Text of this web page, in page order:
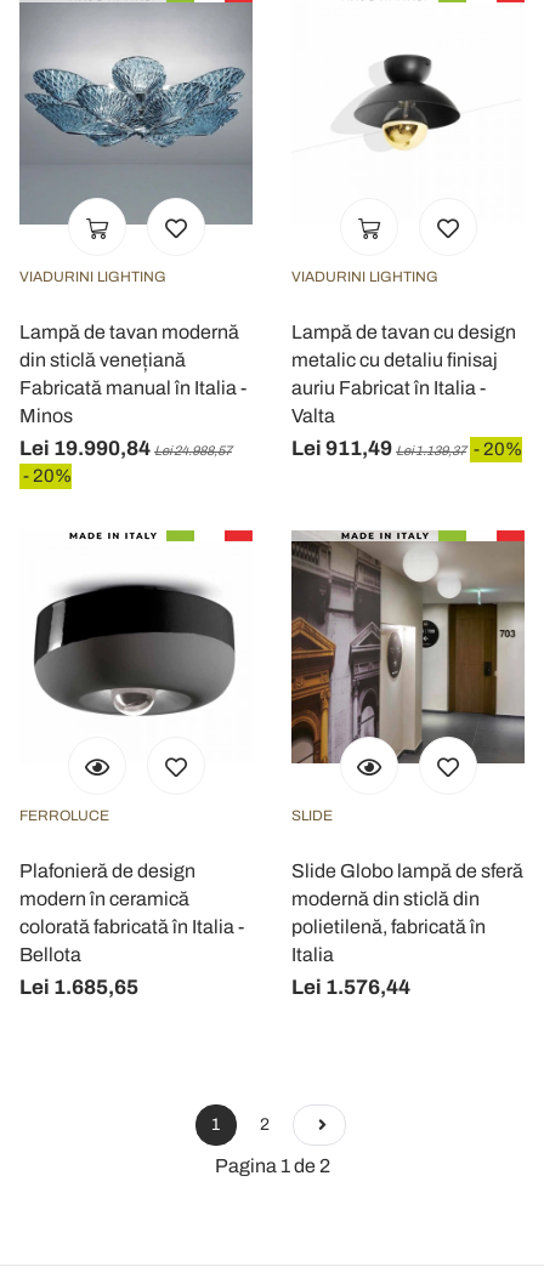
VIADURINI LIGHTING
Lampă de tavan modernă
din sticlă venețiană
Fabricată manual în Italia -
Minos
Lei 19.990,84 Lei 24.988,57
- 20%
VIADURINI LIGHTING
Lampă de tavan cu design
metalic cu detaliu finisaj
auriu Fabricat în Italia -
Valta
Lei 911,49 Lei 1.139,37 - 20%
FERROLUCE
Plafonieră de design
modern în ceramică
colorată fabricată în Italia -
Bellota
Lei 1.685,65
SLIDE
Slide Globo lampă de sferă
modernă din sticlă din
polietilenă, fabricată în
Italia
Lei 1.576,44
1 2
Pagina 1 de 2